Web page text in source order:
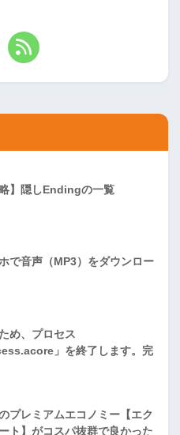
略】隠しEndingの一覧
で音声（MP3）をダウンロー
め、プロセス
」を終了します。完
プレミアムエコノミー【エク
ト】がコスパ抜群で良かった